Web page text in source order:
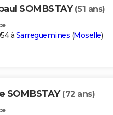
SOMBSTAY (51 ans)
à Sarreguemines (Moselle)
SOMBSTAY (72 ans)